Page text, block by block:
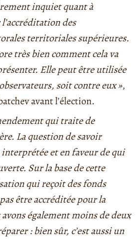
inquiet quant à
des
territoriales supérieures.
très bien comment cela va
Elle peut être utilisée
soit contre eux »,
avant l’élection.
qui traite de
La question de savoir
et en faveur de qui
Sur la base de cette
qui reçoit des fonds
être accréditée pour la
également moins de deux
: bien sûr, c’est aussi un